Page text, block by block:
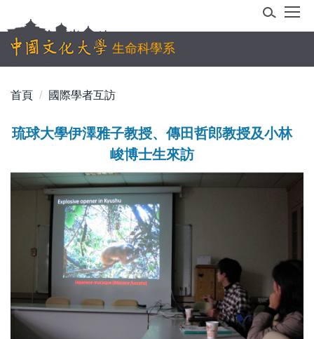
到
主
容
生命科學系
首頁 國際學者互訪
琉球大學伊澤雅子教授、傳田哲郎教授及小林
峻博士生來訪